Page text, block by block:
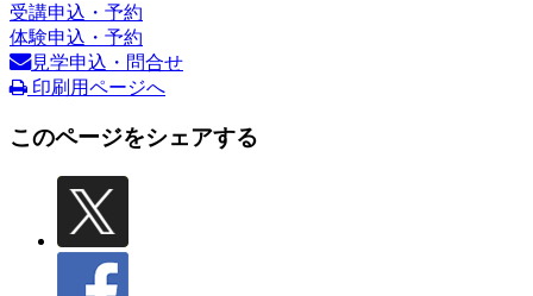
受講申込・予約
体験申込・予約
見学申込・問合せ
印刷用ページへ
このページをシェアする